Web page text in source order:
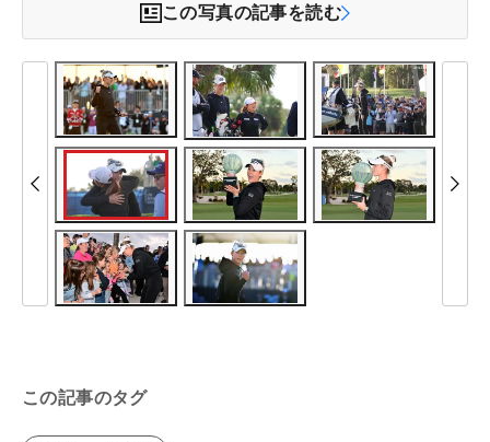
この写真の記事を読む
この記事のタグ